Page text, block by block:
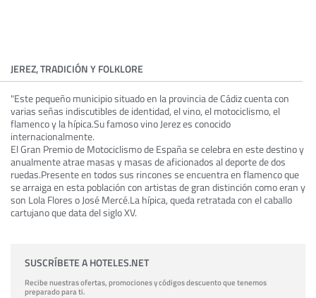
JEREZ, TRADICIÓN Y FOLKLORE
"Este pequeño municipio situado en la provincia de Cádiz cuenta con
varias señas indiscutibles de identidad, el vino, el motociclismo, el
flamenco y la hípica.Su famoso vino Jerez es conocido
internacionalmente.
El Gran Premio de Motociclismo de España se celebra en este destino y
anualmente atrae masas y masas de aficionados al deporte de dos
ruedas.Presente en todos sus rincones se encuentra en flamenco que
se arraiga en esta población con artistas de gran distinción como eran y
son Lola Flores o José Mercé.La hípica, queda retratada con el caballo
cartujano que data del siglo XV.
SUSCRÍBETE A HOTELES.NET
Recibe nuestras ofertas, promociones y códigos descuento que tenemos
preparado para ti.